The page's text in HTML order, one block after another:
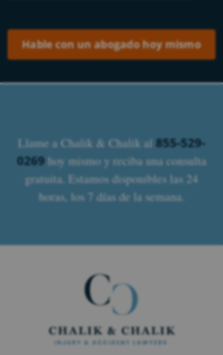
Llame a Chalik & Chalik al 855-529-
0269hoy mismo y reciba una consulta
gratuita. Estamos disponibles las 24
horas, los 7 días de la semana.